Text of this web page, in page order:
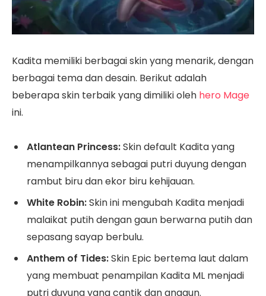
Kadita memiliki berbagai skin yang menarik, dengan
berbagai tema dan desain. Berikut adalah
beberapa skin terbaik yang dimiliki oleh hero Mage
ini.
Atlantean Princess:Skin default Kadita yang
menampilkannya sebagai putri duyung dengan
rambut biru dan ekor biru kehijauan.
White Robin:Skin ini mengubah Kadita menjadi
malaikat putih dengan gaun berwarna putih dan
sepasang sayap berbulu.
Anthem of Tides:Skin Epic bertema laut dalam
yang membuat penampilan Kadita ML menjadi
putri duyung yang cantik dan anggun.